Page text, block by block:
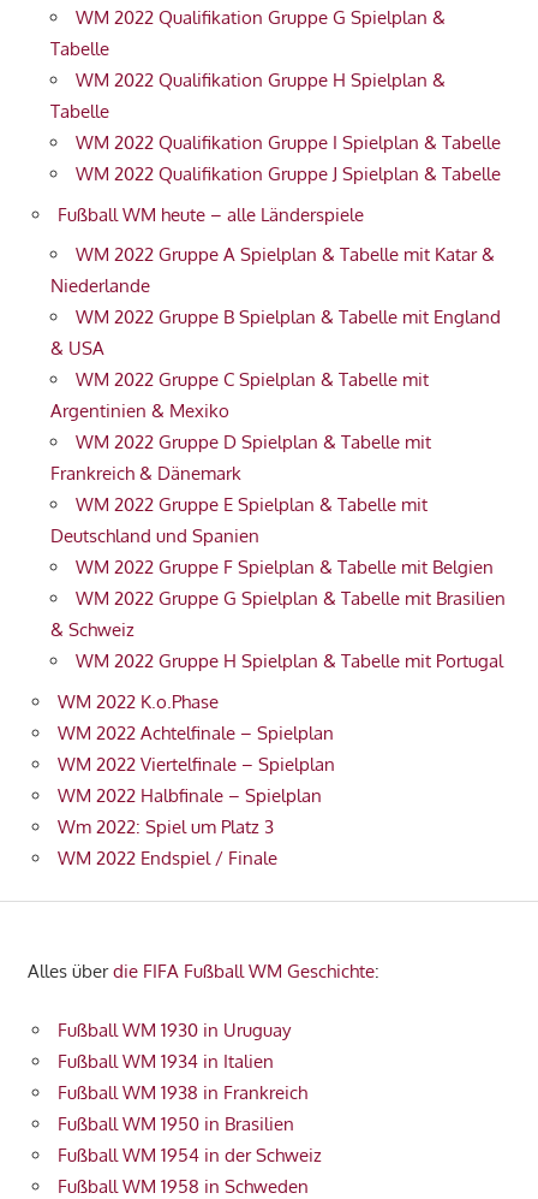
WM 2022 Qualifikation Gruppe G Spielplan &
Tabelle
WM 2022 Qualifikation Gruppe H Spielplan &
Tabelle
WM 2022 Qualifikation Gruppe I Spielplan & Tabelle
WM 2022 Qualifikation Gruppe J Spielplan & Tabelle
Fußball WM heute – alle Länderspiele
WM 2022 Gruppe A Spielplan & Tabelle mit Katar &
Niederlande
WM 2022 Gruppe B Spielplan & Tabelle mit England
& USA
WM 2022 Gruppe C Spielplan & Tabelle mit
Argentinien & Mexiko
WM 2022 Gruppe D Spielplan & Tabelle mit
Frankreich & Dänemark
WM 2022 Gruppe E Spielplan & Tabelle mit
Deutschland und Spanien
WM 2022 Gruppe F Spielplan & Tabelle mit Belgien
WM 2022 Gruppe G Spielplan & Tabelle mit Brasilien
& Schweiz
WM 2022 Gruppe H Spielplan & Tabelle mit Portugal
WM 2022 K.o.Phase
WM 2022 Achtelfinale – Spielplan
WM 2022 Viertelfinale – Spielplan
WM 2022 Halbfinale – Spielplan
Wm 2022: Spiel um Platz 3
WM 2022 Endspiel / Finale
Alles überdie FIFA Fußball WM Geschichte:
Fußball WM 1930 in Uruguay
Fußball WM 1934 in Italien
Fußball WM 1938 in Frankreich
Fußball WM 1950 in Brasilien
Fußball WM 1954 in der Schweiz
Fußball WM 1958 in Schweden